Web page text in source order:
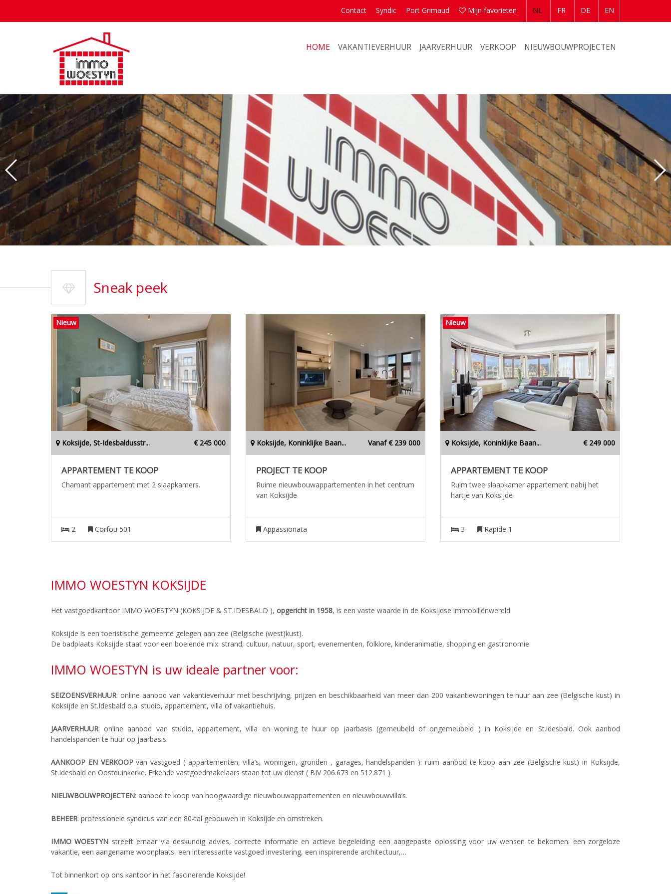
Contact Syndic Port Grimaud Mijn favorieten NL FR DE EN
HOME VAKANTIEVERHUUR JAARVERHUUR VERKOOP NIEUWBOUWPROJECTEN
Sneak peek
Nieuw
Koksijde, St-Idesbaldusstr... € 245 000
APPARTEMENT TE KOOP
Chamant appartement met 2 slaapkamers.
2 Corfou 501
Koksijde, Koninklijke Baan... Vanaf € 239 000
PROJECT TE KOOP
Ruime nieuwbouwappartementen in het centrum
van Koksijde
Appassionata
Nieuw
Koksijde, Koninklijke Baan... € 249 000
APPARTEMENT TE KOOP
Ruim twee slaapkamer appartement nabij het
hartje van Koksijde
3 Rapide 1
IMMO WOESTYN KOKSIJDE
Het vastgoedkantoor IMMO WOESTYN (KOKSIJDE & ST.IDESBALD ), opgericht in 1958, is een vaste waarde in de Koksijdse immobiliënwereld.
Koksijde is een toeristische gemeente gelegen aan zee (Belgische (west)kust).
De badplaats Koksijde staat voor een boeiende mix: strand, cultuur, natuur, sport, evenementen, folklore, kinderanimatie, shopping en gastronomie.
IMMO WOESTYN is uw ideale partner voor:
SEIZOENSVERHUUR: online aanbod van vakantieverhuur met beschrijving, prijzen en beschikbaarheid van meer dan 200 vakantiewoningen te huur aan zee (Belgische kust) in
Koksijde en St.Idesbald o.a. studio, appartement, villa of vakantiehuis.
JAARVERHUUR: online aanbod van studio, appartement, villa en woning te huur op jaarbasis (gemeubeld of ongemeubeld ) in Koksijde en St.idesbald. Ook aanbod
handelspanden te huur op jaarbasis.
AANKOOP EN VERKOOPvan vastgoed ( appartementen, villa’s, woningen, gronden , garages, handelspanden ): ruim aanbod te koop aan zee (Belgische kust) in Koksijde,
St.Idesbald en Oostduinkerke. Erkende vastgoedmakelaars staan tot uw dienst ( BIV 206.673 en 512.871 ).
NIEUWBOUWPROJECTEN: aanbod te koop van hoogwaardige nieuwbouwappartementen en nieuwbouwvilla’s.
BEHEER: professionele syndicus van een 80-tal gebouwen in Koksijde en omstreken.
IMMO WOESTYN streeft ernaar via deskundig advies, correcte informatie en actieve begeleiding een aangepaste oplossing voor uw wensen te bekomen: een zorgeloze
vakantie, een aangename woonplaats, een interessante vastgoed investering, een inspirerende architectuur,…
Tot binnenkort op ons kantoor in het fascinerende Koksijde!